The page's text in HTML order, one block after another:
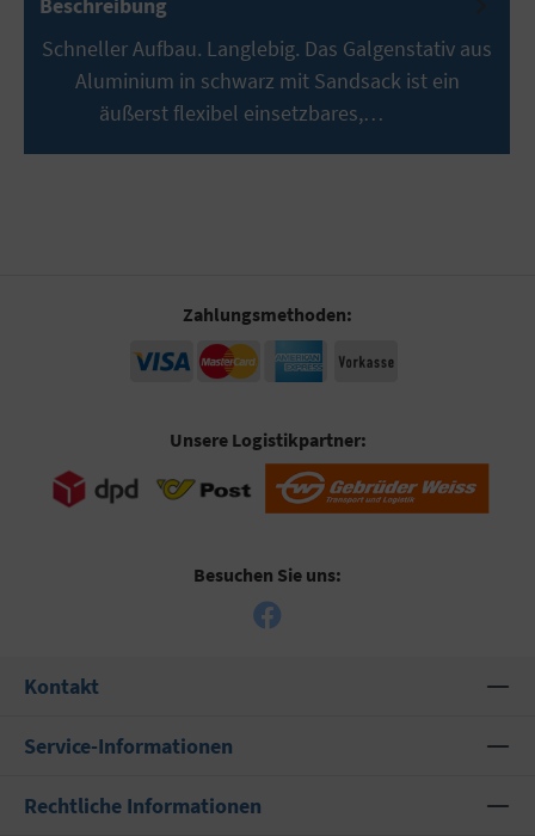
Schneller Aufbau. Langlebig. Das Galgenstativ aus
Aluminium in schwarz mit Sandsack ist ein
äußerst flexibel einsetzbares,…
Zahlungsmethoden:
Unsere Logistikpartner:
Besuchen Sie uns:
Kontakt
Service-Informationen
Rechtliche Informationen